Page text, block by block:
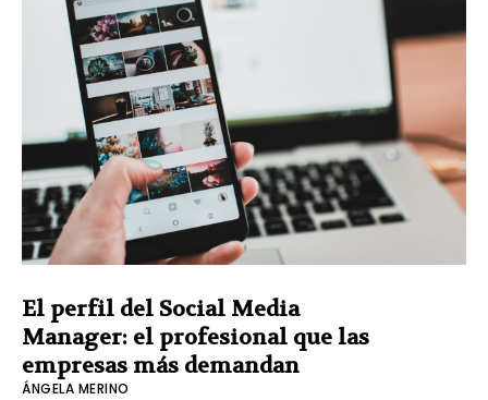
El perfil del Social Media
Manager: el profesional que las
empresas más demandan
ÁNGELA MERINO